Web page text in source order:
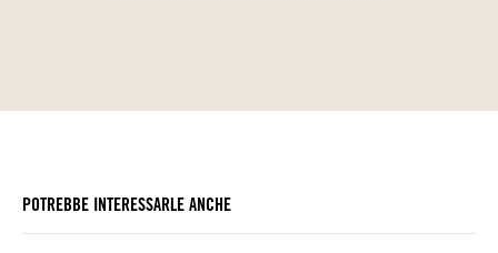
POTREBBE INTERESSARLE ANCHE